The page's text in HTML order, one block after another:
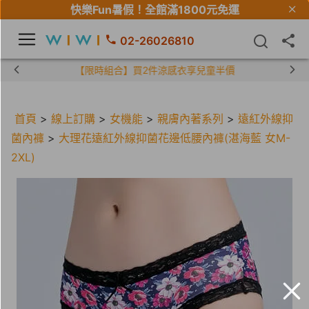
快樂Fun暑假！ 全館滿1800元免運
02-26026810
【限時組合】買2件涼感衣享兒童半價
首頁 > 線上訂購 > 女機能 > 親膚內著系列 > 遠紅外線抑
菌內褲 > 大理花遠紅外線抑菌花邊低腰內褲(湛海藍 女M-
2XL)